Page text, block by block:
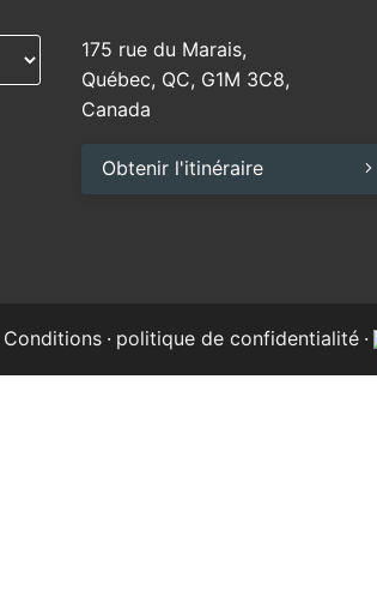
175 rue du Marais,
Québec, QC, G1M 3C8,
Canada
Obtenir l'itinéraire
Conditions · politique de confidentialité ·